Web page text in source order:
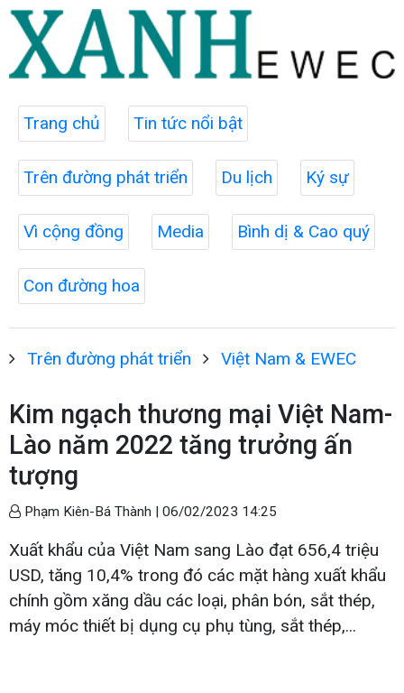
Trang chủ Tin tức nổi bật
Trên đường phát triển Du lịch Ký sự
Vì cộng đồng Media Bình dị & Cao quý
Con đường hoa
Trên đường phát triển Việt Nam & EWEC
Kim ngạch thương mại Việt Nam-
Lào năm 2022 tăng trưởng ấn
tượng
Phạm Kiên-Bá Thành | 06/02/2023 14:25
Xuất khẩu của Việt Nam sang Lào đạt 656,4 triệu
USD, tăng 10,4% trong đó các mặt hàng xuất khẩu
chính gồm xăng dầu các loại, phân bón, sắt thép,
máy móc thiết bị dụng cụ phụ tùng, sắt thép,...